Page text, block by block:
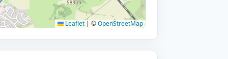
Leaflet | ©OpenStreetMap